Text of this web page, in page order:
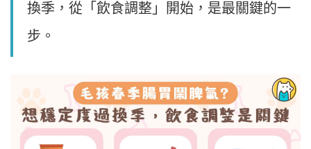
換季，從「飲食調整」開始，是最關鍵的一
步。